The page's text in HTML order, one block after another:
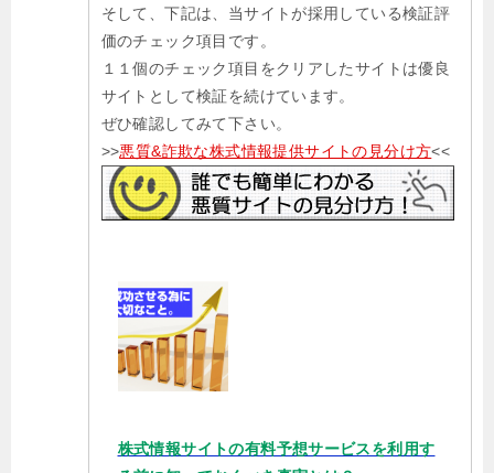
そして、下記は、当サイトが採用している検証評
価のチェック項目です。
１１個のチェック項目をクリアしたサイトは優良
サイトとして検証を続けています。
ぜひ確認してみて下さい。
>>悪質&詐欺な株式情報提供サイトの見分け方<<
株式情報サイトの有料予想サービスを利用す